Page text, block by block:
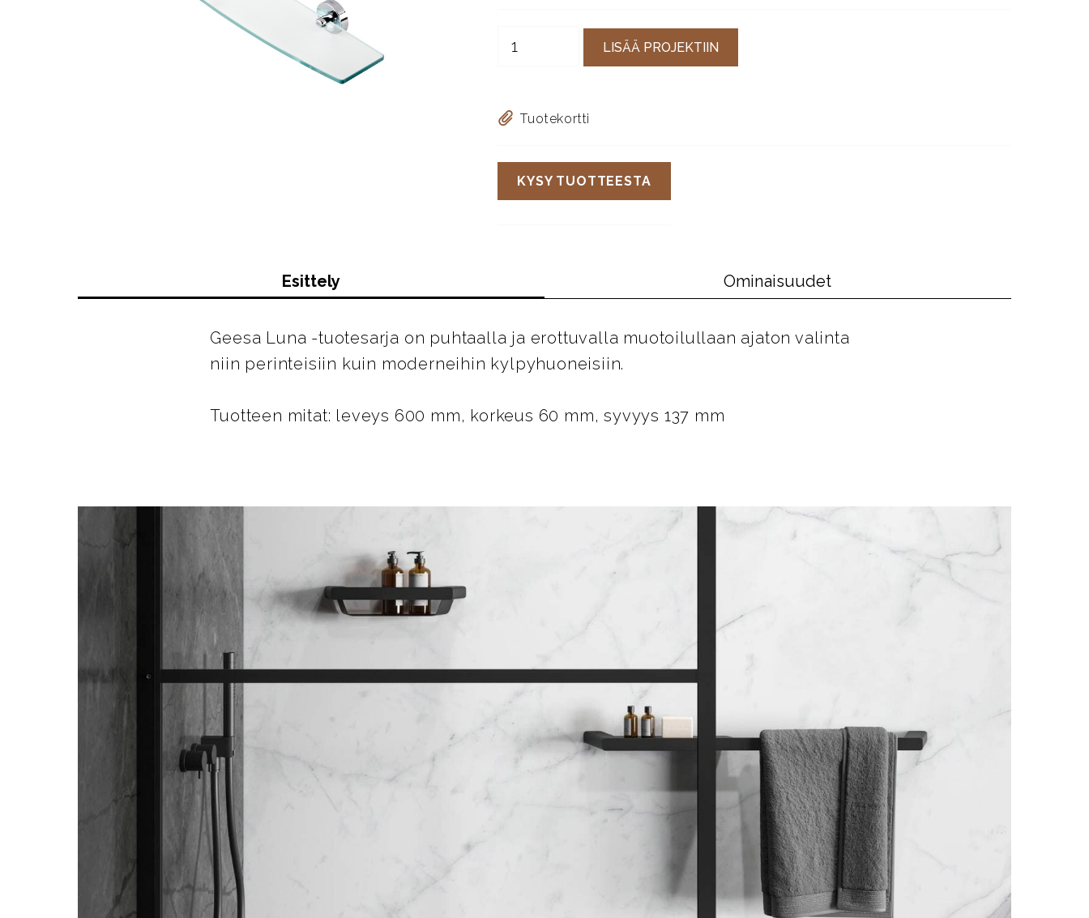
LISÄÄ PROJEKTIIN
Tuotekortti
KYSY TUOTTEESTA
Esittely Ominaisuudet
Geesa Luna -tuotesarja on puhtaalla ja erottuvalla muotoilullaan ajaton valinta
niin perinteisiin kuin moderneihin kylpyhuoneisiin.
Tuotteen mitat: leveys 600 mm, korkeus 60 mm, syvyys 137 mm